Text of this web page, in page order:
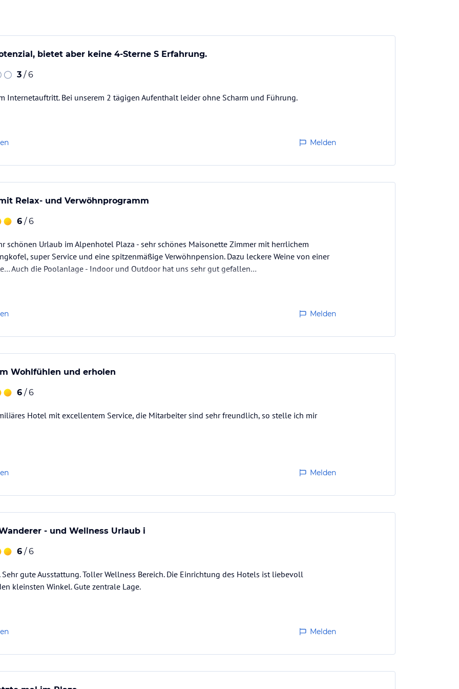
ein voll ausgestattetes Badezimmer
und Abendessen) als Verpflegung
Speisen zählen zum Angebot der
im Garten mit Langkofelblick,
Gäste. Der Innen und Außenpool ist auch
Ausgangspunkt für Wanderungen und Bike
wieder ab.
den Aufzug zugänglich. Die Bettwäsche
und eine Minibar. Das
Hotelgästen, die mit einem Auto anreisen,
steht den Gästen 15 h täglich für jegliche
Alle Angaben ohne
die verbindlichen
bietet aber keine 4-Sterne S Erfahrung.
3 / 6
Internetauftritt. Bei unserem 2 tägigen Aufenthalt leider ohne Scharm und Führung.
Melden
Relax- und Verwöhnprogramm
6 / 6
schönen Urlaub im Alpenhotel Plaza - sehr schönes Maisonette Zimmer mit herrlichem
super Service und eine spitzenmäßige Verwöhnpension. Dazu leckere Weine von einer
Auch die Poolanlage - Indoor und Outdoor hat uns sehr gut gefallen…
Melden
Wohlfühlen und erholen
6 / 6
Hotel mit excellentem Service, die Mitarbeiter sind sehr freundlich, so stelle ich mir
Melden
- und Wellness Urlaub i
6 / 6
Sehr gute Ausstattung. Toller Wellness Bereich. Die Einrichtung des Hotels ist liebevoll
kleinsten Winkel. Gute zentrale Lage.
Melden